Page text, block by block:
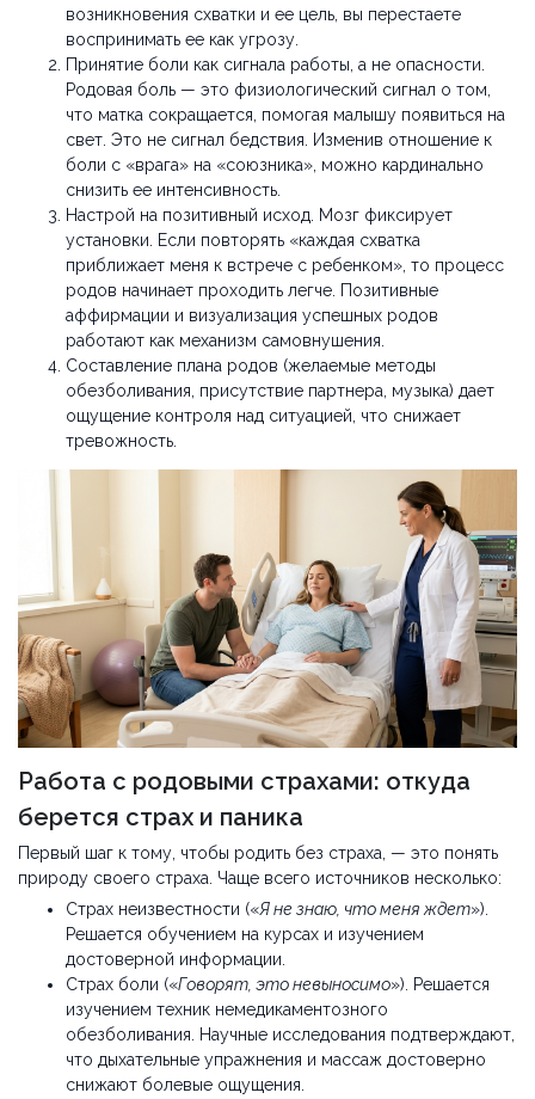
возникновения схватки и ее цель, вы перестаете
воспринимать ее как угрозу.
Принятие боли как сигнала работы, а не опасности.
Родовая боль — это физиологический сигнал о том,
что матка сокращается, помогая малышу появиться на
свет. Это не сигнал бедствия. Изменив отношение к
боли с «врага» на «союзника», можно кардинально
снизить ее интенсивность.
Настрой на позитивный исход. Мозг фиксирует
установки. Если повторять «каждая схватка
приближает меня к встрече с ребенком», то процесс
родов начинает проходить легче. Позитивные
аффирмации и визуализация успешных родов
работают как механизм самовнушения.
Составление плана родов (желаемые методы
обезболивания, присутствие партнера, музыка) дает
ощущение контроля над ситуацией, что снижает
тревожность.
Работа с родовыми страхами: откуда
берется страх и паника
Первый шаг к тому, чтобы родить без страха, — это понять
природу своего страха. Чаще всего источников несколько:
Страх неизвестности («Я не знаю, что меня ждет»).
Решается обучением на курсах и изучением
достоверной информации.
Страх боли («Говорят, это невыносимо»). Решается
изучением техник немедикаментозного
обезболивания. Научные исследования подтверждают,
что дыхательные упражнения и массаж достоверно
снижают болевые ощущения.